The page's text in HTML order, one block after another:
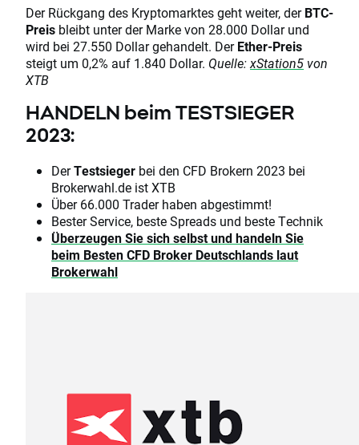
Der Rückgang des Kryptomarktes geht weiter, derBTC-
Preis bleibt unter der Marke von 28.000 Dollar und
wird bei 27.550 Dollar gehandelt. DerEther-Preis
steigt um 0,2% auf 1.840 Dollar. Quelle:xStation5 von
XTB
HANDELN beim TESTSIEGER
2023:
DerTestsieger bei den CFD Brokern 2023 bei
Brokerwahl.de ist XTB
Über 66.000 Trader haben abgestimmt!
Bester Service, beste Spreads und beste Technik
Überzeugen Sie sich selbst und handeln Sie
beim Besten CFD Broker Deutschlands laut
Brokerwahl